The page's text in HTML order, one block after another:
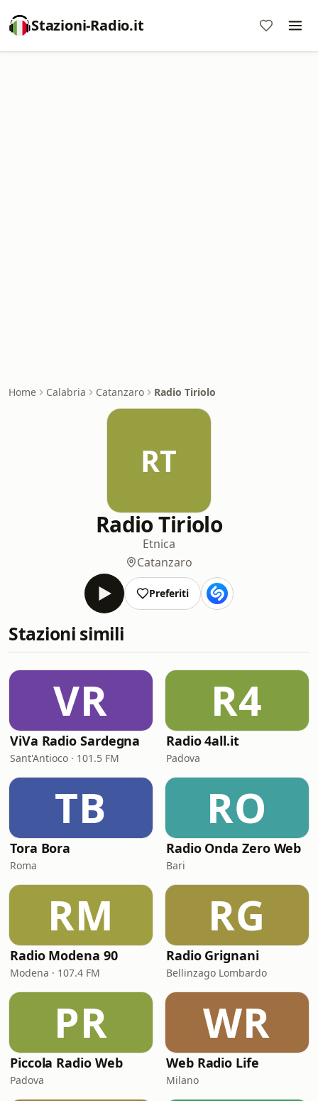
Stazioni-Radio.it
Home Calabria Catanzaro Radio Tiriolo
RT
Radio Tiriolo
Etnica
Catanzaro
Preferiti
Stazioni simili
VR
ViVa Radio Sardegna
Sant'Antioco · 101.5 FM
R4
Radio 4all.it
Padova
TB
Tora Bora
Roma
RO
Radio Onda Zero Web
Bari
RM
Radio Modena 90
Modena · 107.4 FM
RG
Radio Grignani
Bellinzago Lombardo
PR
Piccola Radio Web
Padova
WR
Web Radio Life
Milano